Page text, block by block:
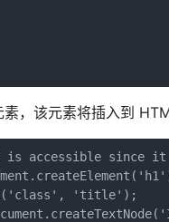
，该元素将插入到
is accessible since
'title');